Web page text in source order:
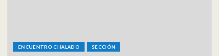
ENCUENTRO CHALADO SECCIÓN